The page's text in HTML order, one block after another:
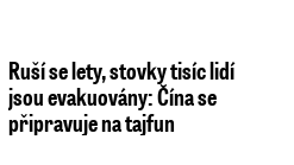
Ruší se lety, stovky tisíc lidí
jsou evakuovány: Čína se
připravuje na tajfun